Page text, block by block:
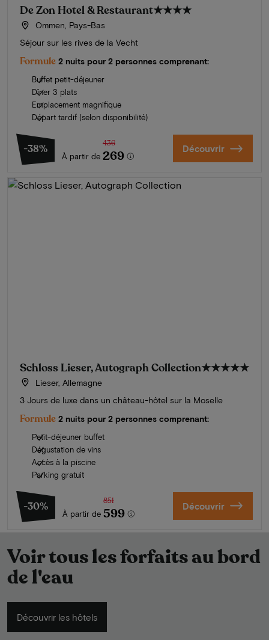
De Zon Hotel & Restaurant★★★★
Ommen, Pays-Bas
Séjour sur les rives de la Vecht
Formule 2 nuits pour 2 personnes comprenant:
Buffet petit-déjeuner
Dîner 3 plats
Emplacement magnifique
Départ tardif (selon disponibilité)
-38%
À partir de
436
269 Découvrir
Schloss Lieser, Autograph Collection★★★★★
Lieser, Allemagne
3 Jours de luxe dans un château-hôtel sur la Moselle
Formule 2 nuits pour 2 personnes comprenant:
Petit-déjeuner buffet
Dégustation de vins
Accès à la piscine
Parking gratuit
-30%
À partir de
851
599 Découvrir
Voir tous les forfaits au bord
de l'eau
Découvrir les hôtels